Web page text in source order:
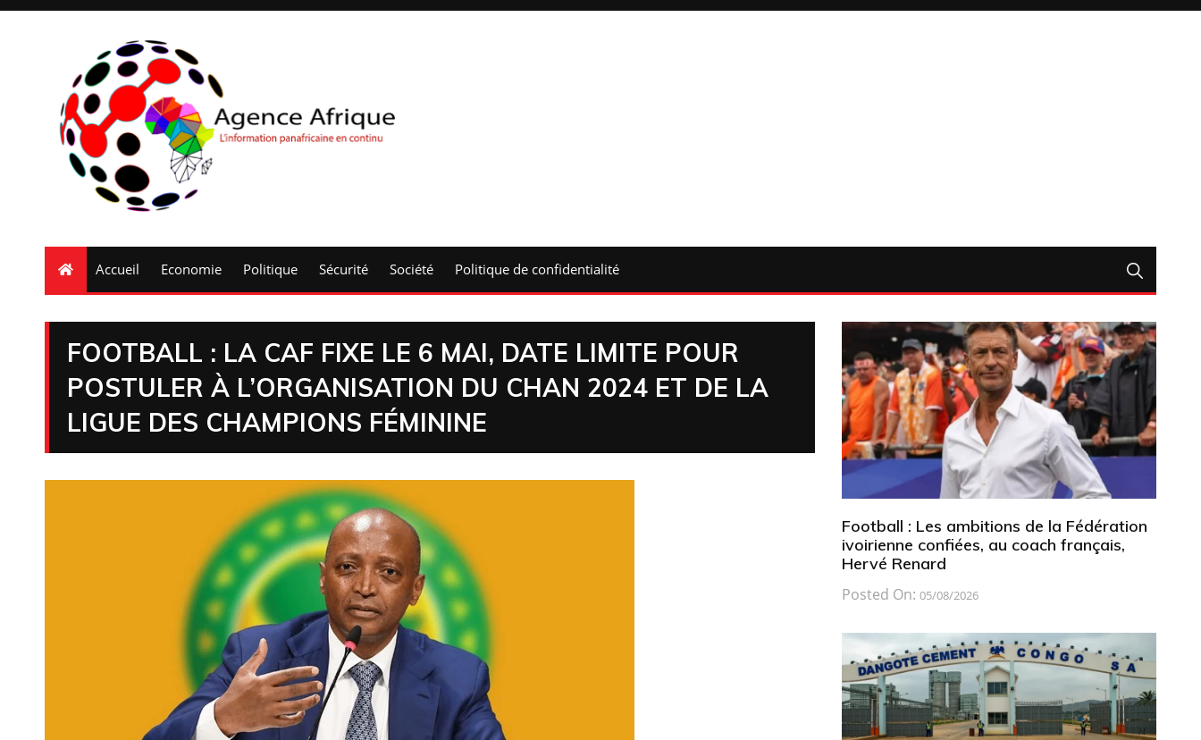
Accueil Economie Politique Sécurité Société Politique de confidentialité
FOOTBALL : LA CAF FIXE LE 6 MAI, DATE LIMITE POUR
POSTULER À L’ORGANISATION DU CHAN 2024 ET DE LA
LIGUE DES CHAMPIONS FÉMININE
Football : Les ambitions de la Fédération
ivoirienne confiées, au coach français,
Hervé Renard
Posted On: 05/08/2026